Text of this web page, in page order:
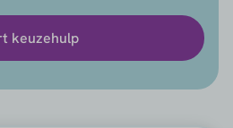
keuzehulp